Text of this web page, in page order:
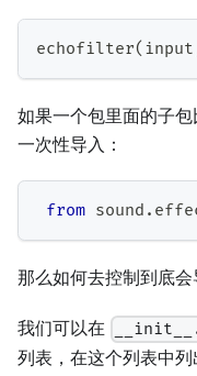
echofilter( input
如果一个包里面的子
一次性导入：
from sound .
那么如何去控制到底
我们可以在
列表，在这个列表中